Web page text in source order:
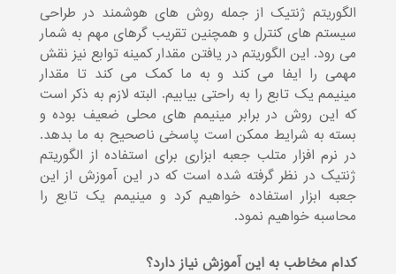
الگوریتم ژنتیک از جمله روش های هوشمند در طراحی
سیستم های کنترل و همچنین تقریب گرهای مهم به شمار
می رود. این الگوریتم در یافتن مقدار کمینه توابع نیز نقش
مهمی را ایفا می کند و به ما کمک می کند تا مقدار
مینیمم یک تابع را به راحتی بیابیم. البته لازم به ذکر است
که این روش در برابر مینیمم های محلی ضعیف بوده و
بسته به شرایط ممکن است پاسخی ناصحیح به ما بدهد.
در نرم افزار متلب جعبه ابزاری برای استفاده از الگوریتم
ژنتیک در نظر گرفته شده است که در این آموزش از این
جعبه ابزار استفاده خواهیم کرد و مینیمم یک تابع را
محاسبه خواهیم نمود.
کدام مخاطب به این آموزش نیاز دارد؟